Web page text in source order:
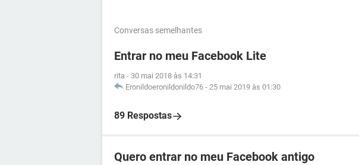
Conversas semelhantes
Entrar no meu Facebook Lite
rita - 30 mai 2018 às 14:31
Eronildoeronildonildo76 - 25 mai 2019 às 01:30
89 Respostas
Quero entrar no meu Facebook antigo